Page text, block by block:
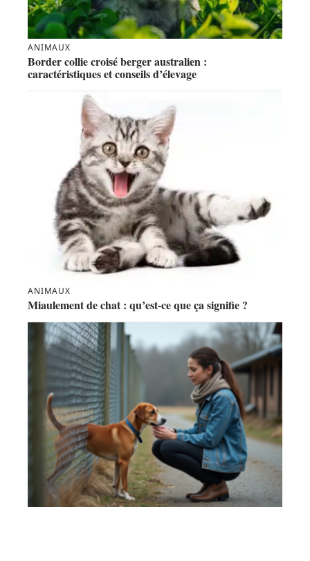
ANIMAUX
Border collie croisé berger australien :
caractéristiques et conseils d’élevage
ANIMAUX
Miaulement de chat : qu’est-ce que ça signifie ?